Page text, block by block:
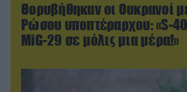
Θορυβήθηκαν οι Ουκρανοί
Ρώσου υποπτέραρχου: «S-
MiG-29 σε μόλις μια μέρα!»